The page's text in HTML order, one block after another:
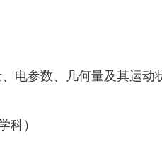
电参数、几何量及其运动
科）